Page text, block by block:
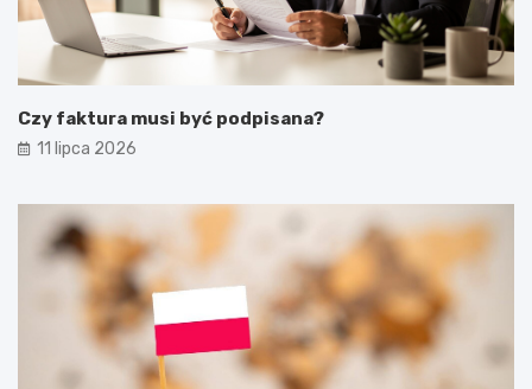
Czy faktura musi być podpisana?
11 lipca 2026